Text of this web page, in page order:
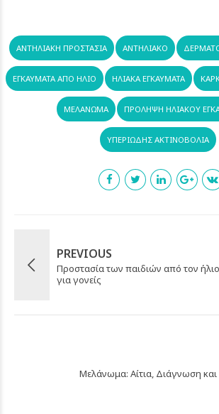
ΑΝΤΗΛΙΑΚΉ ΠΡΟΣΤΑΣΊΑ ΑΝΤΗΛΙΑΚΌ
ΕΓΚΑΎΜΑΤΑ ΑΠΌ ΉΛΙΟ ΗΛΙΑΚΆ ΕΓΚΑΎΜΑΤΑ
ΜΕΛΆΝΩΜΑ ΠΡΌΛΗΨΗ ΗΛΙΑΚΟΎ
ΥΠΕΡΙΏΔΗΣ ΑΚΤΙΝΟΒΟΛΊΑ
PREVIOUS
Προστασία των παιδιών από τον
για γονείς
Μελάνωμα: Αίτια, Διάγνωση